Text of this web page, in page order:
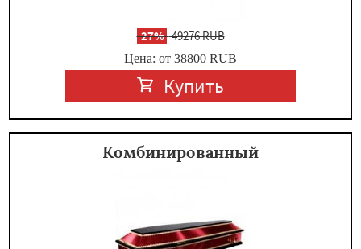
-27%49276 RUB
Цена: от 38800 RUB
Купить
Комбинированный